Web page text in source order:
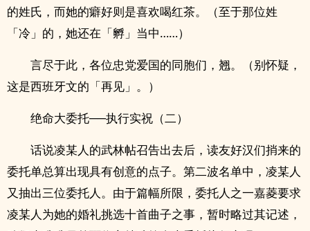
的姓氏，而她的癖好则是喜欢喝红茶。（至于那位姓
「冷」的，她还在「孵」当中……）
言尽于此，各位忠党爱国的同胞们，翘。（别怀疑，
这是西班牙文的「再见」。）
绝命大委托──执行实祝（二）
话说凌某人的武林帖召告出去后，读友好汉们捎来的
委托单总算出现具有创意的点子。第二波名单中，凌某人
又抽出三位委托人。由于篇幅所限，委托人之一嘉菱要求
凌某人为她的婚礼挑选十首曲子之事，暂时略过其记述，